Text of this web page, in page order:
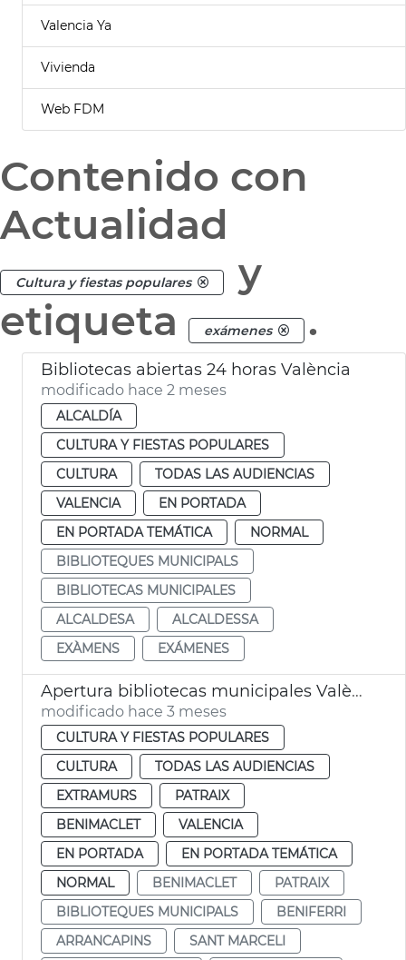
Valencia Ya
Vivienda
Web FDM
Contenido con
Actualidad
Cultura y fiestas populares
y
etiqueta
exámenes .
Bibliotecas abiertas 24 horas València
modificado hace 2 meses
ALCALDÍA
CULTURA Y FIESTAS POPULARES
CULTURA
TODAS LAS AUDIENCIAS
VALENCIA
EN PORTADA
EN PORTADA TEMÁTICA
NORMAL
BIBLIOTEQUES MUNICIPALS
BIBLIOTECAS MUNICIPALES
ALCALDESA
ALCALDESSA
EXÀMENS
EXÁMENES
Apertura bibliotecas municipales València 24 horas por exámenes
modificado hace 3 meses
CULTURA Y FIESTAS POPULARES
CULTURA
TODAS LAS AUDIENCIAS
EXTRAMURS
PATRAIX
BENIMACLET
VALENCIA
EN PORTADA
EN PORTADA TEMÁTICA
NORMAL
BENIMACLET
PATRAIX
BIBLIOTEQUES MUNICIPALS
BENIFERRI
ARRANCAPINS
SANT MARCELI